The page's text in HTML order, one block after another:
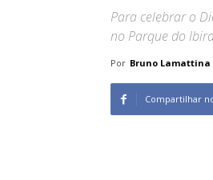
Para celebrar o
no Parque do
Por Bruno Lamattina
Compartilhar